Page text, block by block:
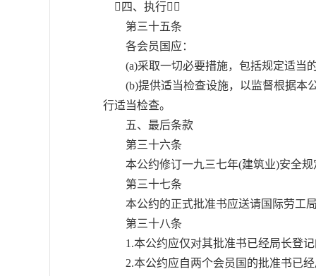
四、执行
第三十五条
各会员国应：
(a)采取一切必要措施，包括规定适当
(b)提供适当检查设施，以监督根据本公
行适当检查。
五、最后条款
第三十六条
本公约修订一九三七年(建筑业)安全规
第三十七条
本公约的正式批准书应送请国际劳工
第三十八条
1.本公约应仅对其批准书已经局长登记
2.本公约应自两个会员国的批准书已经